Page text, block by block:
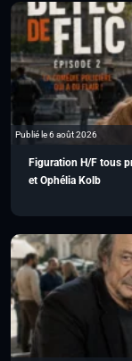
Publié le 6 août 2026
Figuration H/F tous
et Ophélia Kolb